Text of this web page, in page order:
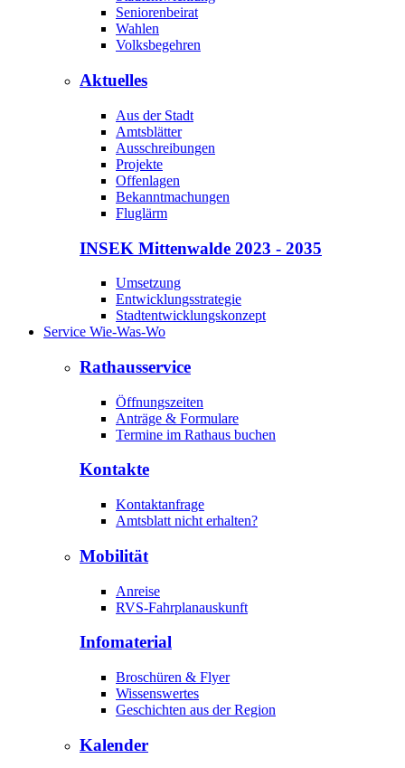
Seniorenbeirat
Wahlen
Volksbegehren
Aktuelles
Aus der Stadt
Amtsblätter
Ausschreibungen
Projekte
Offenlagen
Bekanntmachungen
Fluglärm
INSEK Mittenwalde 2023 - 2035
Umsetzung
Entwicklungsstrategie
Stadtentwicklungskonzept
Service Wie-Was-Wo
Rathausservice
Öffnungszeiten
Anträge & Formulare
Termine im Rathaus buchen
Kontakte
Kontaktanfrage
Amtsblatt nicht erhalten?
Mobilität
Anreise
RVS-Fahrplanauskunft
Infomaterial
Broschüren & Flyer
Wissenswertes
Geschichten aus der Region
Kalender